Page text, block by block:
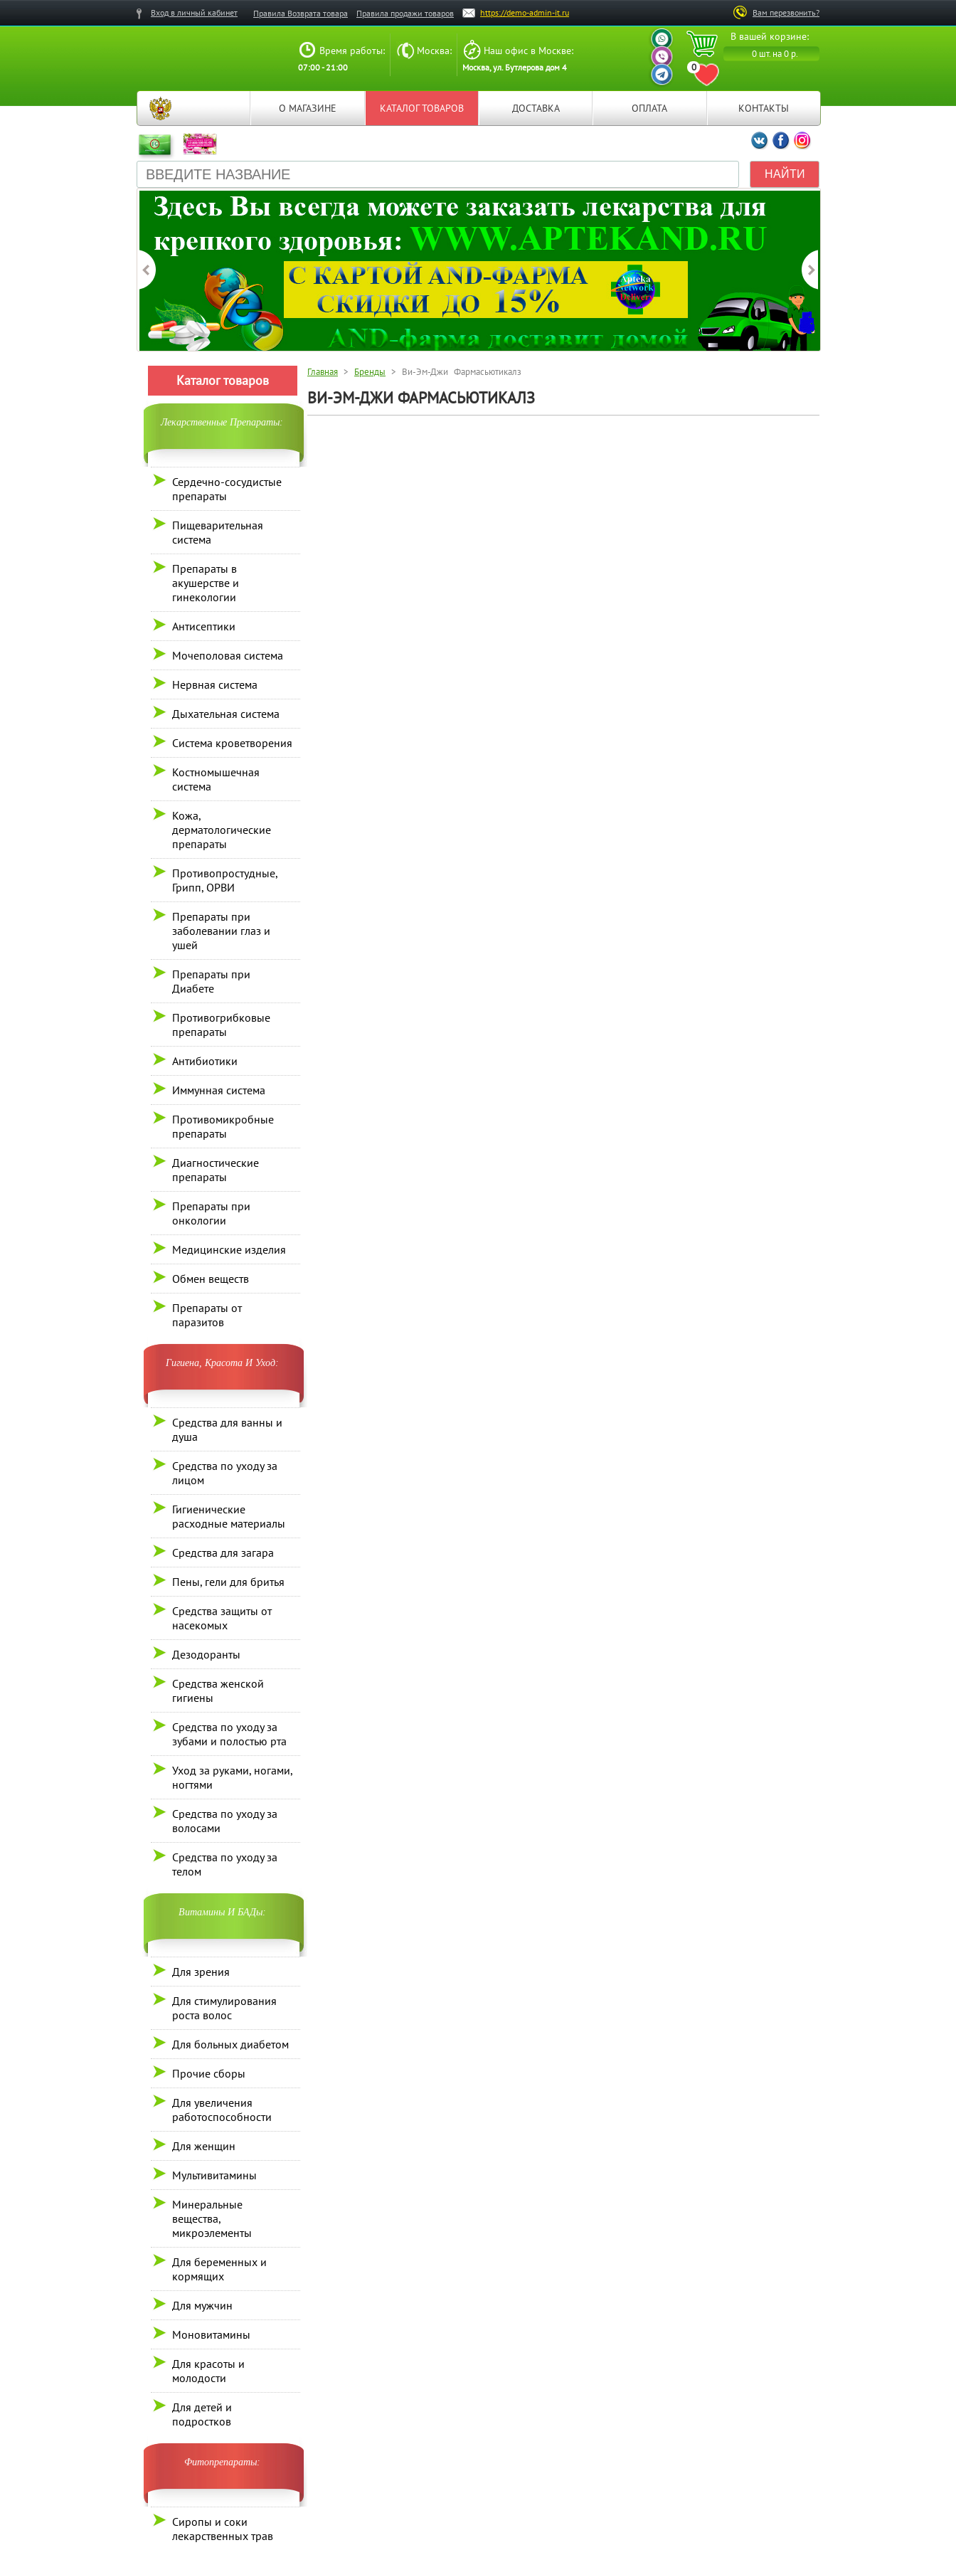
Вам перезвонить?
Вход в личный кабинет Правила Возврата товара Правила продажи товаров https://demo-admin-it.ru
В вашей корзине:
0 шт. на 0 р.
0
ПЕРЕЙТИ В ИЗБРАННОЕ
ВАШ ПЕРСОНАЛЬНЫЙ
МЕНЕДЖЕР
ВАШ ПЕРСОНАЛЬНЫЙ
МЕНЕДЖЕР
ВАШ ПЕРСОНАЛЬНЫЙ
МЕНЕДЖЕР
Время работы:
07:00 - 21:00
Москва: Наш офис в Москве:
Москва, ул. Бутлерова дом 4
О МАГАЗИНЕ КАТАЛОГ ТОВАРОВ ДОСТАВКА ОПЛАТА КОНТАКТЫ
Мы ВКонтакте
Мы на Facebook
Мы в Instagramm
Каталог товаров
Лекарственные Препараты:
Сердечно-сосудистые
препараты
Пищеварительная
система
Препараты в
акушерстве и
гинекологии
Антисептики
Мочеполовая система
Нервная система
Дыхательная система
Система кроветворения
Костномышечная
система
Кожа,
дерматологические
препараты
Противопростудные,
Грипп, ОРВИ
Препараты при
заболевании глаз и
ушей
Препараты при
Диабете
Противогрибковые
препараты
Антибиотики
Иммунная система
Противомикробные
препараты
Диагностические
препараты
Препараты при
онкологии
Медицинские изделия
Обмен веществ
Препараты от
паразитов
Гигиена, Красота И Уход:
Средства для ванны и
душа
Средства по уходу за
лицом
Гигиенические
расходные материалы
Средства для загара
Пены, гели для бритья
Средства защиты от
насекомых
Дезодоранты
Средства женской
гигиены
Средства по уходу за
зубами и полостью рта
Уход за руками, ногами,
ногтями
Средства по уходу за
волосами
Средства по уходу за
телом
Витамины И БАДы:
Для зрения
Для стимулирования
роста волос
Для больных диабетом
Прочие сборы
Для увеличения
работоспособности
Для женщин
Мультивитамины
Минеральные
вещества,
микроэлементы
Для беременных и
кормящих
Для мужчин
Моновитамины
Для красоты и
молодости
Для детей и
подростков
Фитопрепараты:
Сиропы и соки
лекарственных трав
Главная > Бренды > Ви-Эм-Джи Фармасьютикалз
ВИ-ЭМ-ДЖИ ФАРМАСЬЮТИКАЛЗ